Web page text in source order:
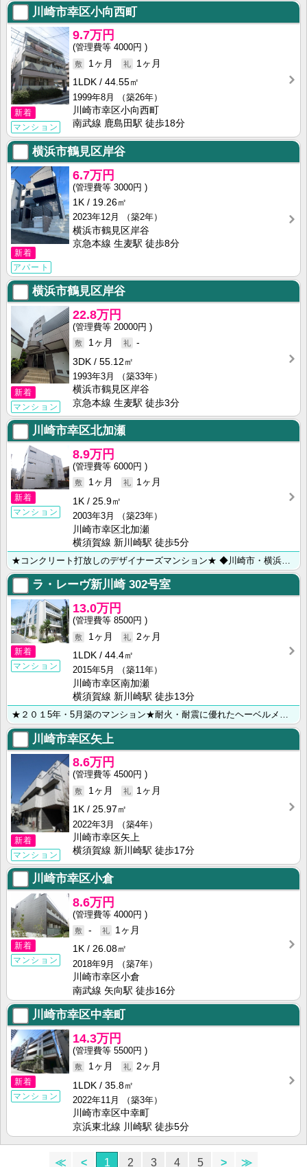
川崎市幸区小向西町
新着
マンション
9.7万円
4000円
1ヶ月
1ヶ月
1LDK
44.55㎡
1999年8月
（築26年）
川崎市幸区小向西町
南武線 鹿島田駅 徒歩18分
横浜市鶴見区岸谷
新着
アパート
6.7万円
3000円
1K
19.26㎡
2023年12月
（築2年）
横浜市鶴見区岸谷
京急本線 生麦駅 徒歩8分
横浜市鶴見区岸谷
新着
マンション
22.8万円
20000円
1ヶ月
-
3DK
55.12㎡
1993年3月
（築33年）
横浜市鶴見区岸谷
京急本線 生麦駅 徒歩3分
川崎市幸区北加瀬
新着
マンション
8.9万円
6000円
1ヶ月
1ヶ月
1K
25.9㎡
2003年3月
（築23年）
川崎市幸区北加瀬
横須賀線 新川崎駅 徒歩5分
ラ・レーヴ新川崎302号室
新着
マンション
13.0万円
8500円
1ヶ月
2ヶ月
1LDK
44.4㎡
2015年5月
（築11年）
川崎市幸区南加瀬
横須賀線 新川崎駅 徒歩13分
川崎市幸区矢上
新着
マンション
8.6万円
4500円
1ヶ月
1ヶ月
1K
25.97㎡
2022年3月
（築4年）
川崎市幸区矢上
横須賀線 新川崎駅 徒歩17分
川崎市幸区小倉
新着
マンション
8.6万円
4000円
-
1ヶ月
1K
26.08㎡
2018年9月
（築7年）
川崎市幸区小倉
南武線 矢向駅 徒歩16分
川崎市幸区中幸町
新着
マンション
14.3万円
5500円
1ヶ月
2ヶ月
1LDK
35.8㎡
2022年11月
（築3年）
川崎市幸区中幸町
京浜東北線 川崎駅 徒歩5分
≪ < 1 2 3 4 5 > ≫